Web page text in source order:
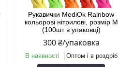
Рукавички MediOk Rainbow
кольорові нітрилові, розмір M
(100шт в упаковці)
300 ₴/упаковка
В наявності Оптом і в роздріб